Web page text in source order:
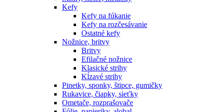
Kefy
Kefy na fúkanie
Kefy na rozčesávanie
Ostatné kefy
Nožnice, britvy
Britvy
Efilačné nožnice
Klasické strihy
Kĺzavé strihy
Pinetky, sponky, štipce, gumičky
Rukavice, čiapky, sieťky
Ometače, rozprašovače